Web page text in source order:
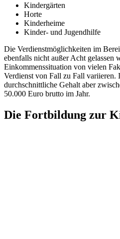
Kindergärten
Horte
Kinderheime
Kinder- und Jugendhilfe
Die Verdienstmöglichkeiten im
ebenfalls nicht außer Acht gelassen
Einkommenssituation von vielen
Verdienst von Fall zu Fall variieren.
durchschnittliche Gehalt aber
50.000 Euro brutto im Jahr.
Die Fortbildung zur